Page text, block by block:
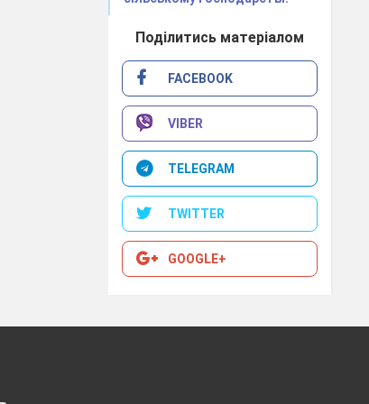
Поділитись матеріалом
FACEBOOK
VIBER
TELEGRAM
TWITTER
GOOGLE+